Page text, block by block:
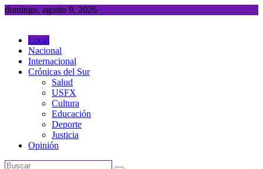
Saltar
domingo, agosto 9, 2026
Local
Nacional
Internacional
Crónicas del Sur
Salud
USFX
Cultura
Educación
Deporte
Justicia
Opinión